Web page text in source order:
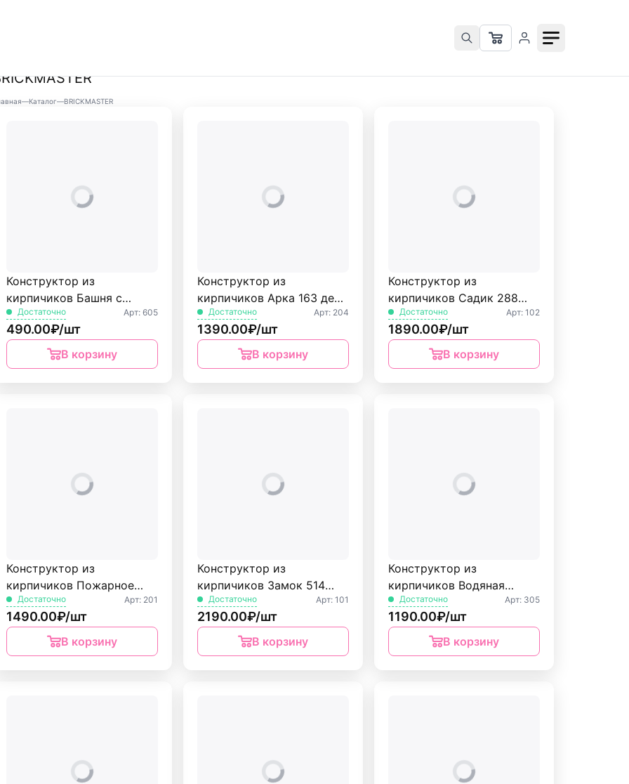
—Каталог—BRICKMASTER
Конструктор из
кирпичиков Башня с
мостом 48 дет.
БрикМастер
Достаточно Арт: 605
490.00₽/шт
В корзину
Конструктор из
кирпичиков Арка 163 дет.
БрикМастер
Достаточно Арт: 204
1390.00₽/шт
В корзину
Конструктор из
кирпичиков Садик 288
дет. БрикМастер
Достаточно Арт: 102
1890.00₽/шт
В корзину
Конструктор из
кирпичиков Пожарное
депо 186 дет. БрикМастер
Достаточно Арт: 201
1490.00₽/шт
В корзину
Конструктор из
кирпичиков Замок 514
дет. БрикМастер
Достаточно Арт: 101
2190.00₽/шт
В корзину
Конструктор из
кирпичиков Водяная
мельница 102 дет.
БрикМастер
Достаточно Арт: 305
1190.00₽/шт
В корзину